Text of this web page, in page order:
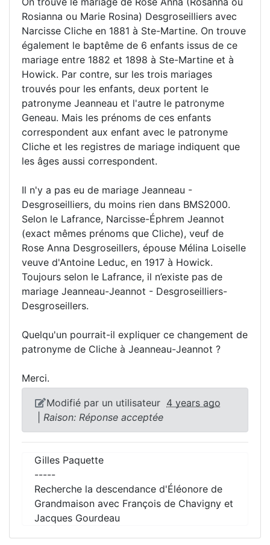
Rosianna ou Marie Rosina) Desgroseilliers avec
Narcisse Cliche en 1881 à Ste-Martine. On trouve
également le baptême de 6 enfants issus de ce
mariage entre 1882 et 1898 à Ste-Martine et à
Howick. Par contre, sur les trois mariages
trouvés pour les enfants, deux portent le
patronyme Jeanneau et l'autre le patronyme
Geneau. Mais les prénoms de ces enfants
correspondent aux enfant avec le patronyme
Cliche et les registres de mariage indiquent que
les âges aussi correspondent.
Il n'y a pas eu de mariage Jeanneau -
Desgroseilliers, du moins rien dans BMS2000.
Selon le Lafrance, Narcisse-Éphrem Jeannot
(exact mêmes prénoms que Cliche), veuf de
Rose Anna Desgroseillers, épouse Mélina Loiselle
veuve d'Antoine Leduc, en 1917 à Howick.
Toujours selon le Lafrance, il n’existe pas de
mariage Jeanneau-Jeannot - Desgroseilliers-
Desgroseillers.
Quelqu'un pourrait-il expliquer ce changement de
patronyme de Cliche à Jeanneau-Jeannot ?
Merci.
Modifié par un utilisateur 4 years ago
Raison: Réponse acceptée
Gilles Paquette
-----
Recherche la descendance d'Éléonore de
Grandmaison avec François de Chavigny et
Jacques Gourdeau